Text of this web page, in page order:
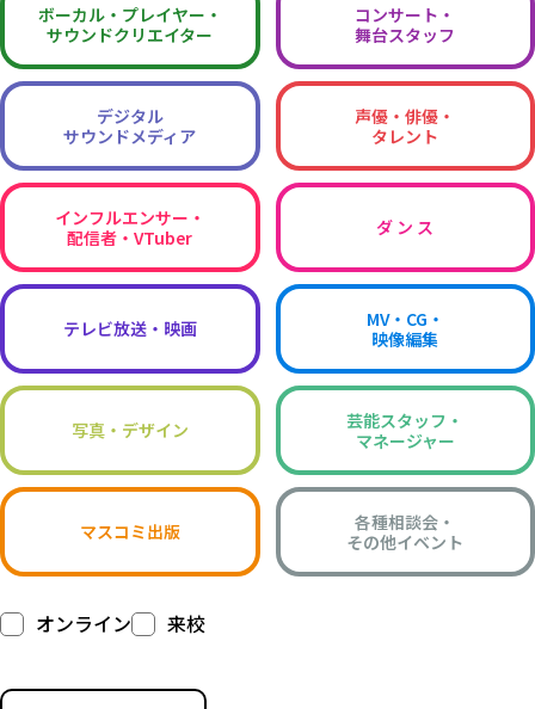
ボーカル・ プレイヤー・
サウンドクリエイター
コンサート・
舞台スタッフ
デジタル
サウンドメディア
声優・俳優・
タレント
インフルエンサー・
配信者・VTuber
ダ ン ス
テレビ放送・映画
MV・CG・
映像編集
写真・デザイン
芸能スタッフ・
マネージャー
マスコミ出版
各種相談会・
その他イベント
オンライン 来校